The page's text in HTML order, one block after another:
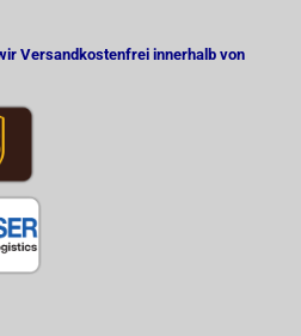
Versandkostenfrei innerhalb von